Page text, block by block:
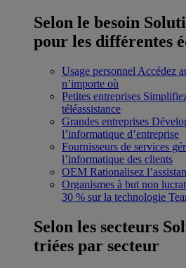
Selon le besoin
pour les différentes
Usage personnel Accédez
n’importe où
Petites entreprises
téléassistance
Grandes entreprises
l’informatique d’entreprise
Fournisseurs de services
l’informatique des clients
OEM Rationalisez
Organismes à but non
30 % sur la technologie
Selon les secteurs
triées par secteur